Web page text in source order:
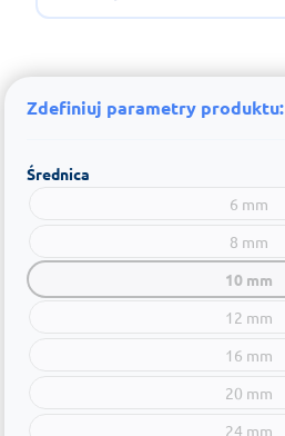
Zdefiniuj parametry produktu:
Średnica
6 mm
8 mm
10 mm
12 mm
16 mm
20 mm
24 mm